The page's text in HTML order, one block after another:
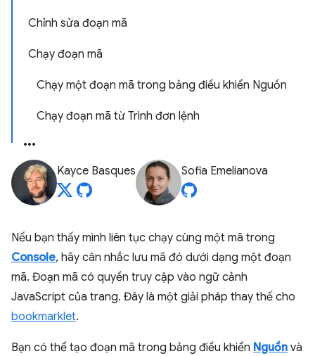
Chỉnh sửa đoạn mã
Chạy đoạn mã
Chạy một đoạn mã trong bảng điều khiển Nguồn
Chạy đoạn mã từ Trình đơn lệnh
Kayce Basques Sofia Emelianova
Nếu bạn thấy mình liên tục chạy cùng một mã trong
Console, hãy cân nhắc lưu mã đó dưới dạng một đoạn
mã. Đoạn mã có quyền truy cập vào ngữ cảnh
JavaScript của trang. Đây là một giải pháp thay thế cho
bookmarklet.
Bạn có thể tạo đoạn mã trong bảng điều khiển Nguồn và